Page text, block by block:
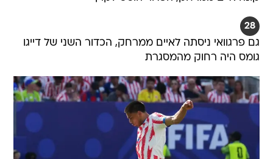
28
גם פרגוואי ניסתה לאיים ממרחק, הכדור השני של דייגו
גומס היה רחוק מהמסגרת